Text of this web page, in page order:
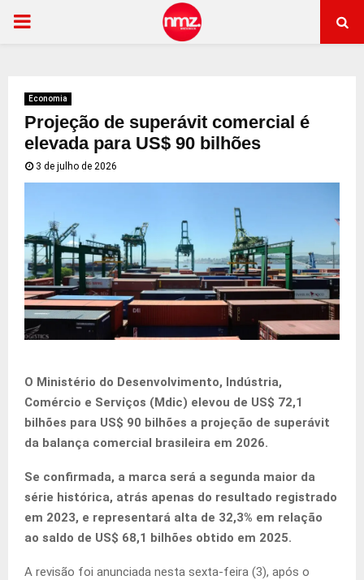
PRIMARY
Economia
Projeção de superávit comercial é
elevada para US$ 90 bilhões
3 de julho de 2026
O Ministério do Desenvolvimento, Indústria,
Comércio e Serviços (Mdic) elevou de US$ 72,1
bilhões para US$ 90 bilhões a projeção de superávit
da balança comercial brasileira em 2026.
Se confirmada, a marca será a segunda maior da
série histórica, atrás apenas do resultado registrado
em 2023, e representará alta de 32,3% em relação
ao saldo de US$ 68,1 bilhões obtido em 2025.
A revisão foi anunciada nesta sexta-feira (3), após o